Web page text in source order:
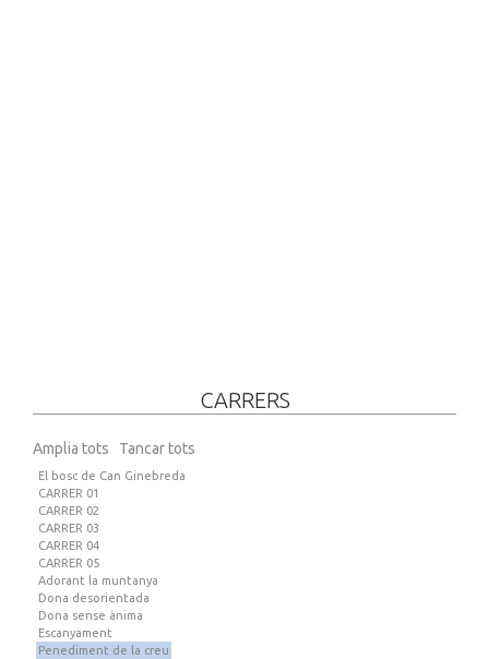
CARRERS
Amplia tots Tancar tots
El bosc de Can Ginebreda
CARRER 01
CARRER 02
CARRER 03
CARRER 04
CARRER 05
Adorant la muntanya
Dona desorientada
Dona sense ànima
Escanyament
Penediment de la creu